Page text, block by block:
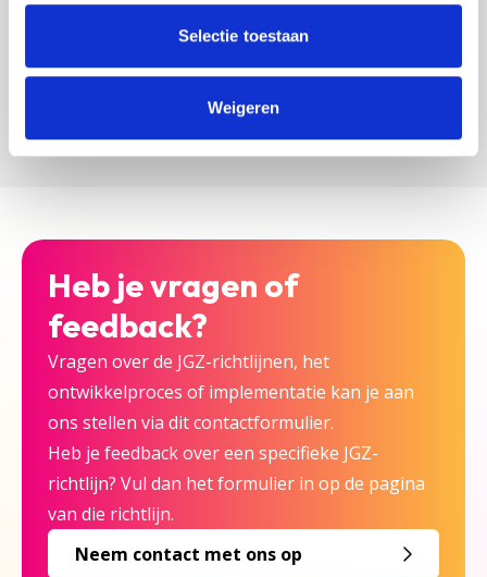
Selectie toestaan
Weigeren
zijn bij deze JGZ-richtlijn.
Versturen
Heb je vragen of
feedback?
Vragen over de JGZ-richtlijnen, het
ontwikkelproces of implementatie kan je aan
ons stellen via dit contactformulier.
Heb je feedback over een specifieke JGZ-
richtlijn? Vul dan het formulier in op de pagina
van die richtlijn.
Neem contact met ons op